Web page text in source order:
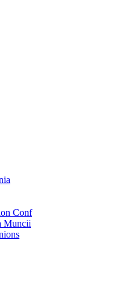
Conf
Muncii